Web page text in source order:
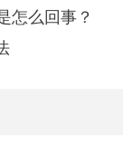
怎么回事？